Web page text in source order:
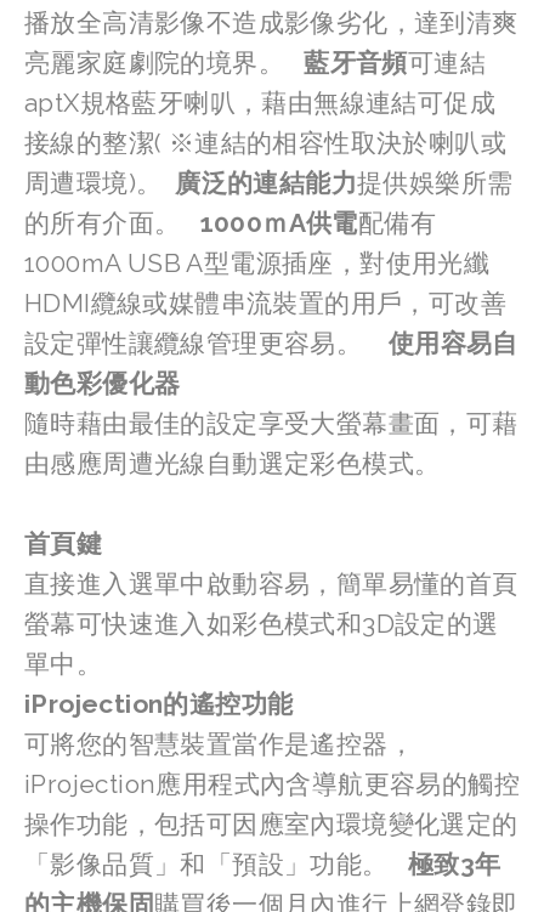
播放全高清影像不造成影像劣化，達到清爽
亮麗家庭劇院的境界。 藍牙音頻可連結
aptX規格藍牙喇叭，藉由無線連結可促成
接線的整潔( ※連結的相容性取決於喇叭或
周遭環境)。 廣泛的連結能力提供娛樂所需
的所有介面。 1000ｍA供電配備有
1000mA USB A型電源插座，對使用光纖
HDMI纜線或媒體串流裝置的用戶，可改善
設定彈性讓纜線管理更容易。 使用容易自
動色彩優化器
隨時藉由最佳的設定享受大螢幕畫面，可藉
由感應周遭光線自動選定彩色模式。
首頁鍵
直接進入選單中啟動容易，簡單易懂的首頁
螢幕可快速進入如彩色模式和3D設定的選
單中。
iProjection的遙控功能
可將您的智慧裝置當作是遙控器，
iProjection應用程式內含導航更容易的觸控
操作功能，包括可因應室內環境變化選定的
「影像品質」和「預設」功能。 極致3年
的主機保固購買後一個月內進行上網登錄即